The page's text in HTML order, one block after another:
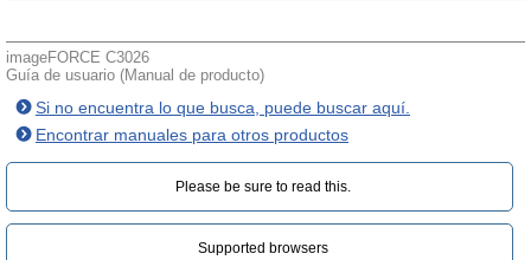
imageFORCE C3026
Guía de usuario (Manual de producto)
Si no encuentra lo que busca, puede buscar aquí.
Encontrar manuales para otros productos
Please be sure to read this.‎
Supported browsers